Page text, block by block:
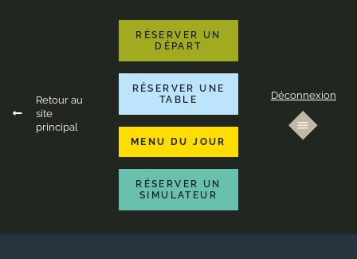
Retour au
site
principal
RÉSERVER UN
DÉPART
RÉSERVER UNE
TABLE
MENU DU JOUR
RÉSERVER UN
SIMULATEUR
Déconnexion